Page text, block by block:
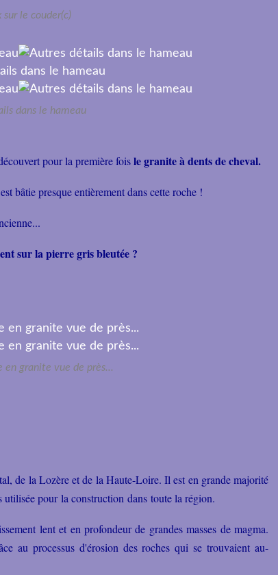
sur le couder(c)
dans le hameau
pour la première foisle granite à dents de cheval.
bâtie presque entièrement dans cette roche !
sur la pierre gris bleutée ?
en granite vue de près...
de la Lozère et de la Haute-Loire. Il est en grande majorité
pour la construction dans toute la région.
lent et en profondeur de grandes masses de magma.
au processus d'érosion des roches qui se trouvaient au-